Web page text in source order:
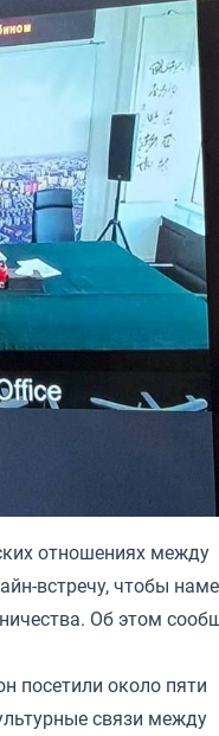
отношениях между
встречу, чтобы
Об этом
посетили около пяти
связи между